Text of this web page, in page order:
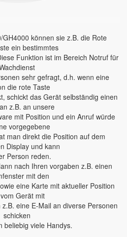
GH4000 können sie z.B. die Rote
ein bestimmtes
Funktion ist im Bereich Notruf für
sehr gefragt, d.h. wenn eine
die rote Taste
schickt das Gerät selbständig einen
z.B. an unsere
mit Position und ein Anruf würde
vorgegebene
man direkt die Position auf dem
Display und kann
Person reden.
nach Ihren vorgaben z.B. einen
mit den
eine Karte mit aktueller Position
Gerät mit
eine E-Mail an diverse Personen
schicken
beliebig viele Handys.